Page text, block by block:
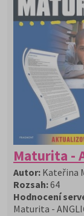
Maturita -
Autor: Kateřina
Rozsah:64
Hodnocení
Maturita -